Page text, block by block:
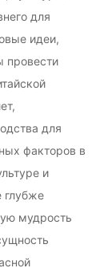
для
идеи,
провести
для
факторов в
и
глубже
мудрость